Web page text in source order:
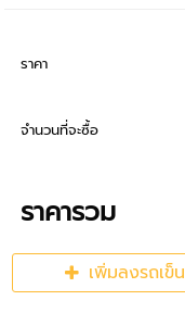
ราคา
จำนวนที่จะซื้อ
ราคารวม
เพิ่มลงรถเข็น